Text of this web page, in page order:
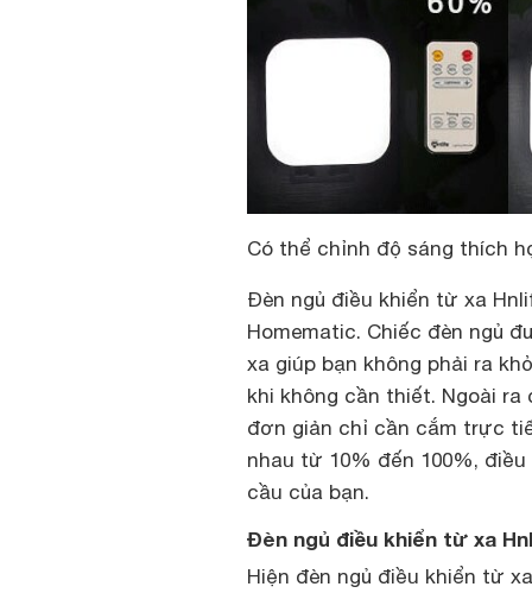
Có thể chỉnh độ sáng thích
Đèn ngủ điều khiển từ xa
Homematic. Chiếc đèn ngủ
xa giúp bạn không phải ra
khi không cần thiết. Ngoài
đơn giản chỉ cần cắm trực
nhau từ 10% đến 100%,
cầu của bạn.
Đèn ngủ điều khiển từ xa
Hiện đèn ngủ điều khiển từ